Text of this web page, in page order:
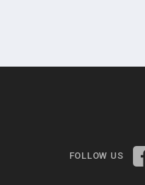
FOLLOW US